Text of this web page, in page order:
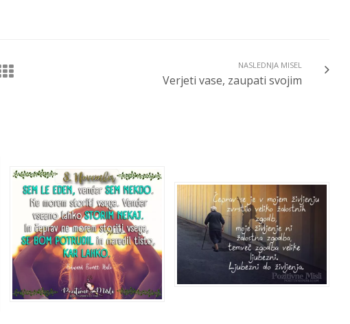
NASLEDNJA MISEL
Verjeti vase, zaupati svojim